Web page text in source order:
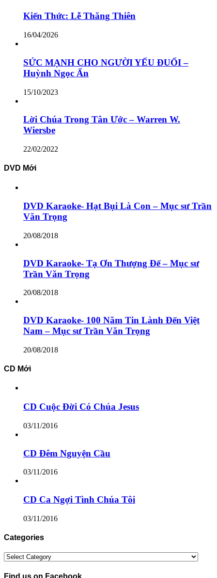
Kiến Thức: Lễ Thăng Thiên
16/04/2026
SỨC MẠNH CHO NGƯỜI YẾU ĐUỐI –
Huỳnh Ngọc Ẩn
15/10/2023
Lời Chúa Trong Tân Ước – Warren W.
Wiersbe
22/02/2022
DVD Mới
DVD Karaoke- Hạt Bụi Là Con – Mục sư Trần
Văn Trọng
20/08/2018
DVD Karaoke- Tạ Ơn Thượng Đế – Mục sư
Trần Văn Trọng
20/08/2018
DVD Karaoke- 100 Năm Tin Lành Đến Việt
Nam – Mục sư Trần Văn Trọng
20/08/2018
CD Mới
CD Cuộc Đời Có Chúa Jesus
03/11/2016
CD Đêm Nguyện Cầu
03/11/2016
CD Ca Ngợi Tình Chúa Tôi
03/11/2016
Categories
Categories
Find us on Facebook